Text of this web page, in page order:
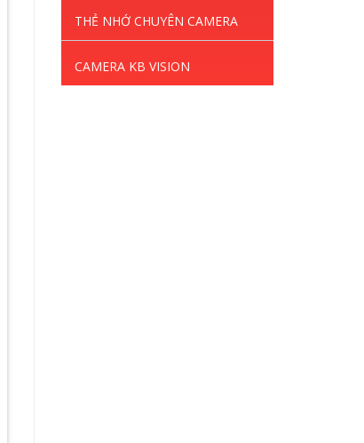
THẺ NHỚ CHUYÊN CAMERA
CAMERA KB VISION